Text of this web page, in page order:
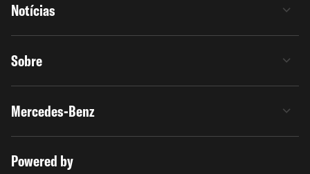
Notícias
Sobre
Mercedes-Benz
Powered by